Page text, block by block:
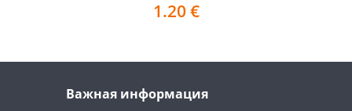
1.20 €
Важная информация